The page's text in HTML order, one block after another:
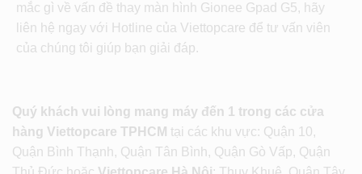
mắc gì về vấn đề thay màn hình Gionee Gpad G5, hãy
liên hệ ngay với Hotline của Viettopcare để tư vấn viên
của chúng tôi giúp bạn giải đáp.
Quý khách vui lòng mang máy đến 1 trong các cửa
hàng Viettopcare TPHCM tại các khu vực: Quận 10,
Quận Bình Thạnh, Quận Tân Bình, Quận Gò Vấp, Quận